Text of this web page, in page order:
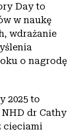
Day to
w naukę
wdrażanie
o nagrodę
2025 to
dr Cathy
cięciami